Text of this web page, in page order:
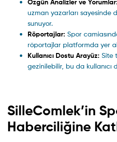
Özgün Analizler ve Yorumlar:
uzman yazarları sayesinde
sunuyor.
Röportajlar: Spor
röportajlar platformda yer
Kullanıcı Dostu Arayüz: Site
gezinilebilir, bu da kullanıcı
SilleComlek’in
Haberciliğine